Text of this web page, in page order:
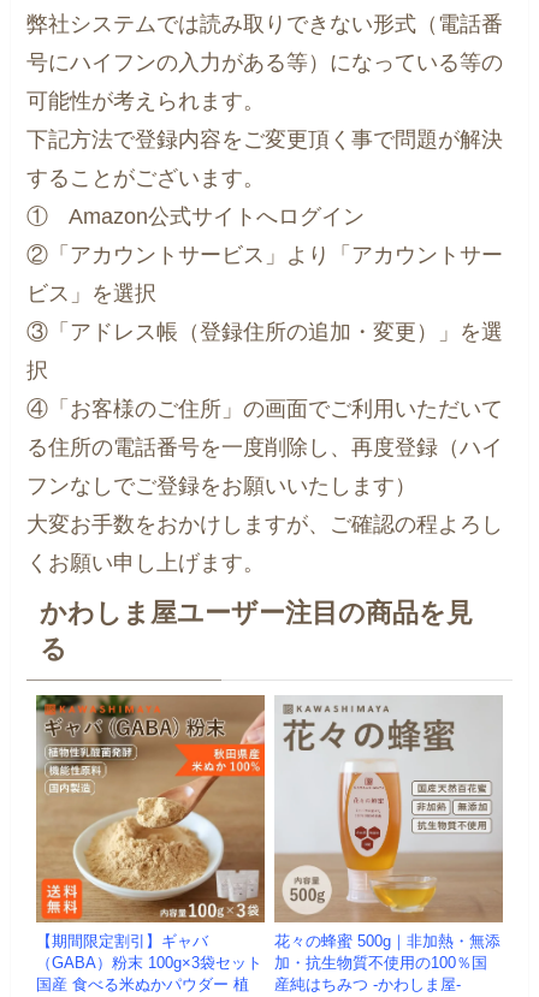
弊社システムでは読み取りできない形式（電話番
号にハイフンの入力がある等）になっている等の
可能性が考えられます。
下記方法で登録内容をご変更頂く事で問題が解決
することがございます。
① Amazon公式サイトへログイン
②「アカウントサービス」より「アカウントサー
ビス」を選択
③「アドレス帳（登録住所の追加・変更）」を選
択
④「お客様のご住所」の画面でご利用いただいて
る住所の電話番号を一度削除し、再度登録（ハイ
フンなしでご登録をお願いいたします）
大変お手数をおかけしますが、ご確認の程よろし
くお願い申し上げます。
かわしま屋ユーザー注目の商品を見
る
【期間限定割引】ギャバ
（GABA）粉末 100g×3袋セット
国産 食べる米ぬかパウダー 植
花々の蜂蜜 500g｜非加熱・無添
加・抗生物質不使用の100％国
産純はちみつ -かわしま屋-